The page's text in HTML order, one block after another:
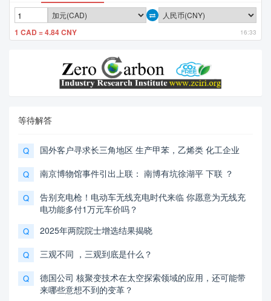
1 CAD = 4.84 CNY 16:33
等待解答
Q 国外客户寻求长三角地区 生产甲苯，乙烯类 化工企业
Q 南京博物馆事件引出上联： 南博有坑徐湖平 下联 ？
Q
告别充电枪！电动车无线充电时代来临 你愿意为无线充
电功能多付1万元车价吗？
Q 2025年两院院士增选结果揭晓
Q 三观不同 ，三观到底是什么？
Q
德国公司 核聚变技术在太空探索领域的应用，还可能带
来哪些意想不到的变革？